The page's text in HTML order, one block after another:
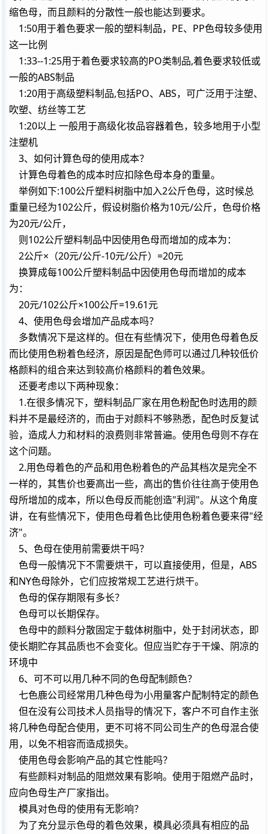
缩色母，而且颜料的分散性一般也能达到要求。
1:50用于着色要求一般的塑料制品，PE、PP色母较多使用
这一比例
1:33--1:25用于着色要求较高的PO类制品,着色要求较低或
一般的ABS制品
1:20用于高级塑料制品,包括PO、ABS，可广泛用于注塑、
吹塑、纺丝等工艺
1:20以上 一般用于高级化妆品容器着色，较多地用于小型
注塑机
3、如何计算色母的使用成本？
计算色母着色的成本时应扣除色母本身的重量。
举例如下:100公斤塑料树脂中加入2公斤色母，这时候总
重量已经为102公斤，假设树脂价格为10元/公斤，色母价格
为20元/公斤，
则102公斤塑料制品中因使用色母而增加的成本为：
2公斤×（20元/公斤-10元/公斤）=20元
换算成每100公斤塑料制品中因使用色母而增加的成本
为：
20元/102公斤×100公斤=19.61元
4、使用色母会增加产品成本吗？
多数情况下是这样的。但在有些情况下，使用色母着色反
而比使用色粉着色经济，原因是配色师可以通过几种较低价
格颜料的组合来达到较高价格颜料的着色效果。
还要考虑以下两种现象：
1.在很多情况下，塑料制品厂家在用色粉配色时选用的颜
料并不是最经济的，而由于对颜料不够熟悉，配色时反复试
验，造成人力和材料的浪费则非常普遍。使用色母则不存在
这个问题。
2.用色母着色的产品和用色粉着色的产品其档次是完全不
一样的，其售价也要高出一些，高出的售价往往高于使用色
母所增加的成本，所以色母反而能创造"利润"。从这个角度
讲，在有些情况下，使用色母着色比使用色粉着色要来得"经
济"。
5、色母在使用前需要烘干吗？
色母一般情况下不需要烘干，可以直接使用，但是，ABS
和NY色母除外，它们应按常规工艺进行烘干。
色母的保存期限有多长？
色母可以长期保存。
色母中的颜料分散固定于载体树脂中，处于封闭状态，即
使长期贮存其品质也不会变化。但应当贮存于干燥、阴凉的
环境中
6、可不可以用几种不同的色母配制颜色？
七色鹿公司经常用几种色母为小用量客户配制特定的颜色
但在没有公司技术人员指导的情况下，客户不可自作主张
将几种色母配合使用，更不可将不同公司生产的色母混合使
用，以免不相容而造成损失。
使用色母会影响产品的其它性能吗？
有些颜料对制品的阻燃效果有影响。使用于阻燃产品时，
应向色母生产厂家指出。
模具对色母的使用有无影响？
为了充分显示色母的着色效果，模具必须具有相应的品